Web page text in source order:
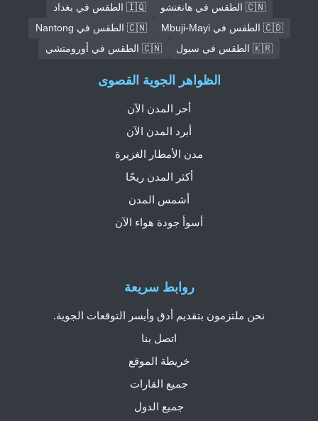
🇨🇳 الطقس في هانغتشو
🇮🇶 الطقس في بغداد
🇨🇩 الطقس في Mbuji-Mayi
🇨🇳 الطقس في Nantong
🇰🇷 الطقس في سيول
🇨🇳 الطقس في أورومتشي
روابط سريعة
نحن ملتزمون بتقديم أدق وأيسر التوقعات الجوية.
اتصل بنا
خريطة الموقع
جميع القارات
جميع الدول
الظواهر الجوية القصوى
أحر المدن الآن
أبرد المدن الآن
مدن الأمطار الغزيرة
أكثر المدن ريحًا
أشمس المدن
أسوأ جودة هواء الآن